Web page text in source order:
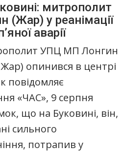
митрополит
у реанімації
аварії
УПЦ МП Лонгин
опинився в центрі
повідомляє
«ЧАС», 9 серпня
що на Буковині, він,
сильного
потрапив у